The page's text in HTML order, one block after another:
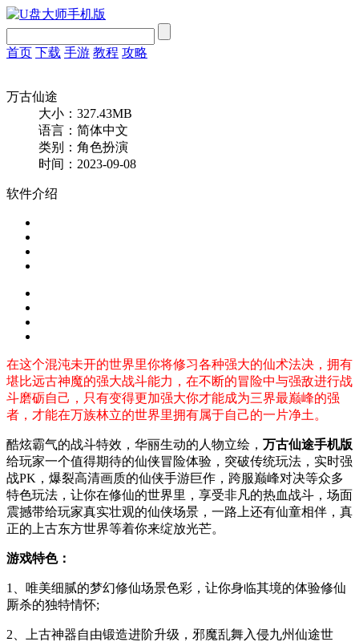
首页 下载 手游 教程 攻略
万古仙途
大小：327.43MB
语言：简体中文
类别：角色扮演
时间：2023-09-08
软件介绍
在这个混沌未开的世界里你将修习各种强大的仙术法决，拥有
堪比远古神魔的强大战斗能力，在不断的冒险中与强敌进行战
斗磨砺自己，只有变得更加强大你才能成为三界最巅峰的强
者，才能在万族林立的世界里拥有属于自己的一片净土。
酷炫霸气的战斗特效，华丽生动的人物立绘， 万古仙途手机版
给玩家一个值得期待的仙侠冒险体验，突破传统玩法，实时强
战PK，爆裂高清画质的仙侠手游巨作，跨服巅峰对决等众多
特色玩法，让你在修仙的世界里，享受非凡的热血战斗，场面
震撼带给玩家真实壮观的仙侠场景，一路上还有仙童相伴，真
正的上古东方世界等着你来绽放光芒。
游戏特色：
1、唯美细腻的梦幻修仙场景色彩，让你身临其境的体验修仙
厮杀的独特情怀;
2、上古神器自由锻造进阶升级，邪魔乱舞入侵九州仙途世